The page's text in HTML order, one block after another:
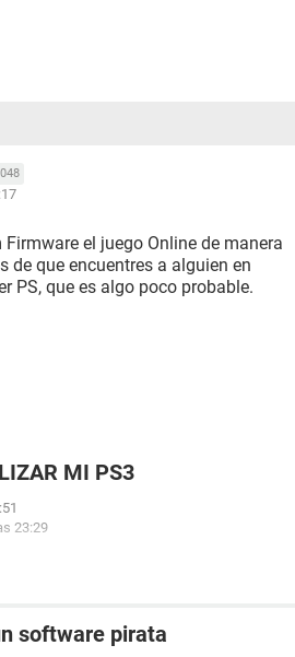
Firmware el juego Online de manera
de que encuentres a alguien en
PS, que es algo poco probable.
MI PS3
23:29
software pirata